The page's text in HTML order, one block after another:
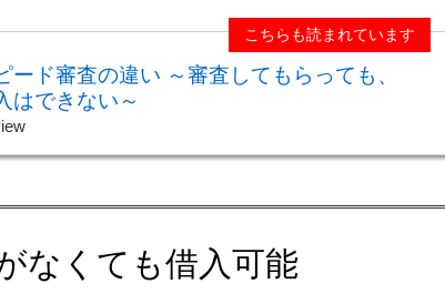
こちらも読まれています
ード審査の違い ～審査してもらっても、
はできない～
なくても借入可能